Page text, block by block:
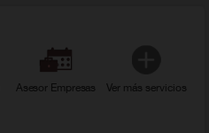
Asesor Empresas Ver más servicios